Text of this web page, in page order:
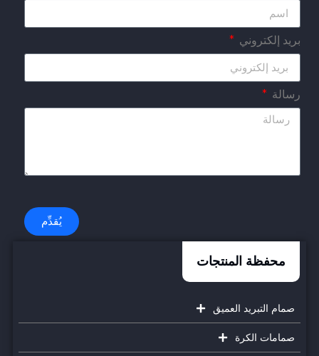
صمام التبريد العميق
صمامات الكرة
محفظة المنتجات
بريد إلكتروني
رسالة
يُقدِّم